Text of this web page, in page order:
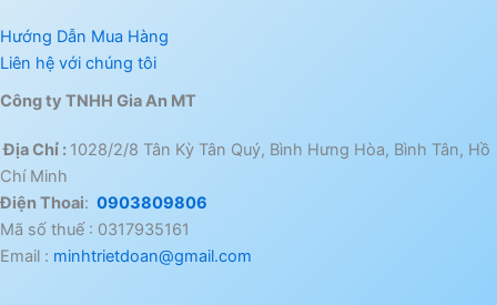
Hướng Dẫn Mua Hàng
Liên hệ với chúng tôi
Công ty TNHH Gia An MT
Địa Chỉ : 1028/2/8 Tân Kỳ Tân Quý, Bình Hưng Hòa, Bình Tân, Hồ
Chí Minh
Điện Thoai: 0903809806
Mã số thuế : 0317935161
Email : minhtrietdoan@gmail.com